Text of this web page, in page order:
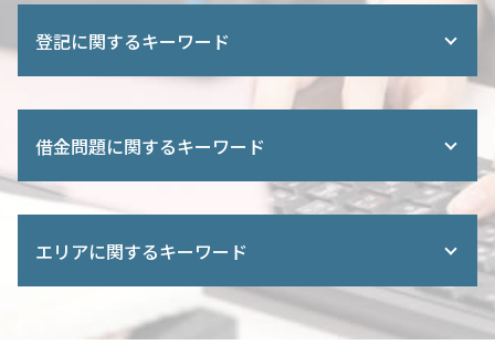
相続人 範囲
相続登記 義務化
遺言書 財産分与
遺産分割 遺言
限定承認 わかりやすく
終活 相談 司法書士
遺言書 遺留分
成年後見 申立 必要書類
登記に関するキーワード
不動産登記 法務局
司法書士 住宅 登記
相続登記 義務化 過去の相続
不動産 登記簿
住宅ローン 抵当権 抹消
共有名義 片方 死亡 相続
借金問題に関するキーワード
官報 自己破産
債務整理 ブラックリスト 期間
特定調停 裁判所
個人再生 認可決定
過払い 時効
エリアに関するキーワード
相続登記 埼玉県 司法書士 相談
会社設立 全国対応 司法書士 相談